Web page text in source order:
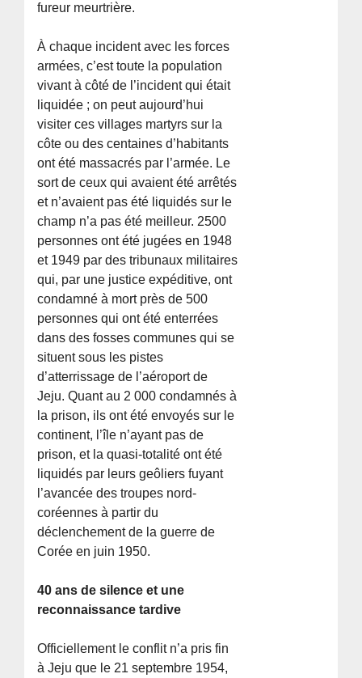
fureur meurtrière.
À chaque incident avec les forces
armées, c’est toute la population
vivant à côté de l’incident qui était
liquidée ; on peut aujourd’hui
visiter ces villages martyrs sur la
côte ou des centaines d’habitants
ont été massacrés par l’armée. Le
sort de ceux qui avaient été arrêtés
et n’avaient pas été liquidés sur le
champ n’a pas été meilleur. 2500
personnes ont été jugées en 1948
et 1949 par des tribunaux militaires
qui, par une justice expéditive, ont
condamné à mort près de 500
personnes qui ont été enterrées
dans des fosses communes qui se
situent sous les pistes
d’atterrissage de l’aéroport de
Jeju. Quant au 2 000 condamnés à
la prison, ils ont été envoyés sur le
continent, l’île n’ayant pas de
prison, et la quasi-totalité ont été
liquidés par leurs geôliers fuyant
l’avancée des troupes nord-
coréennes à partir du
déclenchement de la guerre de
Corée en juin 1950.
40 ans de silence et une
reconnaissance tardive
Officiellement le conflit n’a pris fin
à Jeju que le 21 septembre 1954,